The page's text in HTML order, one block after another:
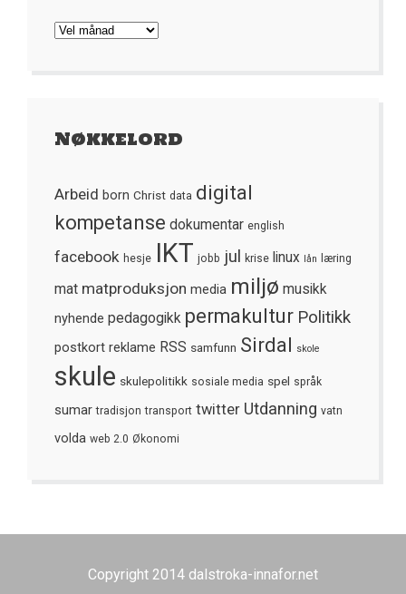
Arkivet
Nøkkelord
Arbeid born Christ data digital
kompetanse dokumentar english
facebook hesje IKT jobb jul krise linux lån læring
mat matproduksjon media miljø musikk
nyhende pedagogikk permakultur Politikk
postkort reklame RSS samfunn Sirdal skole
skule skulepolitikk sosiale media spel språk
sumar tradisjon transport twitter Utdanning vatn
volda web 2.0 Økonomi
Copyright 2014 dalstroka-innafor.net